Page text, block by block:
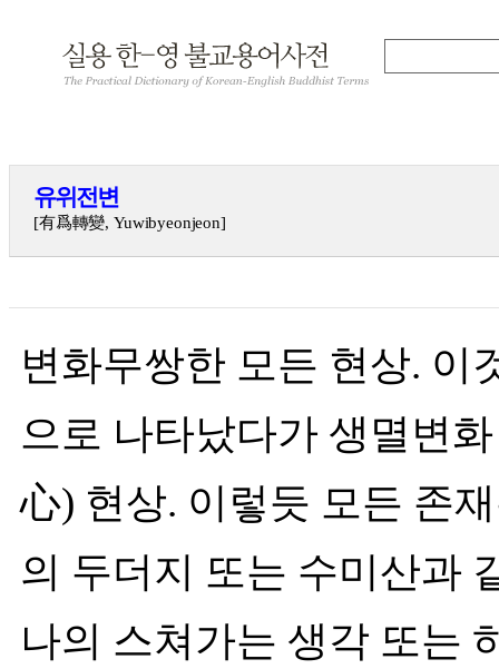
유위전변
[有爲轉變, Yuwibyeonjeon]
변화무쌍한 모든 현상. 이
으로 나타났다가 생멸변
心) 현상. 이렇듯 모든 존
의 두더지 또는 수미산과
나의 스쳐가는 생각 또는